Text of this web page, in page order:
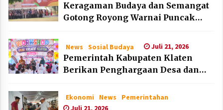
Keragaman Budaya dan Semangat
Gotong Royong Warnai Puncak
News Sosial Budaya Juli 21, 2026
Pemerintah Kabupaten Klaten
Berikan Penghargaan Desa dan
2026
Ekonomi News
Pemerintahan
Juli 21, 2026